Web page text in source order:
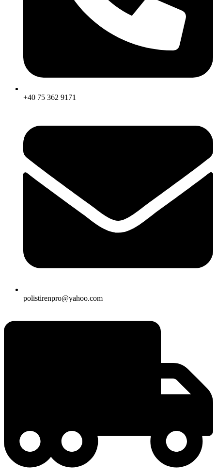
+40 75 362 9171
polistirenpro@yahoo.com